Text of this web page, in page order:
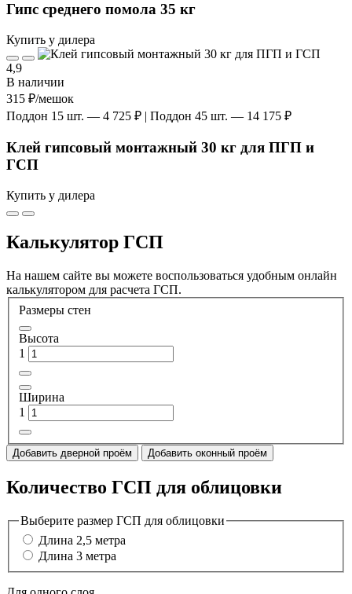
Гипс среднего помола 35 кг
Купить у дилера
4,9
В наличии
315 ₽/мешок
Поддон 15 шт. — 4 725 ₽ | Поддон 45 шт. — 14 175 ₽
Клей гипсовый монтажный 30 кг для ПГП и
ГСП
Купить у дилера
Калькулятор ГСП
На нашем сайте вы можете воспользоваться удобным онлайн
калькулятором для расчета ГСП.
Размеры стен
Высота
1
Ширина
1
Добавить дверной проём Добавить оконный проём
Количество ГСП для облицовки
Выберите размер ГСП для облицовки
Длина 2,5 метра
Длина 3 метра